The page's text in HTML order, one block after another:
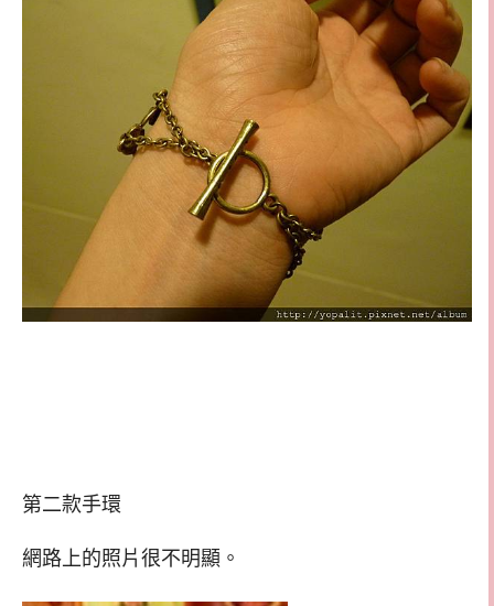
第二款手環
網路上的照片很不明顯。